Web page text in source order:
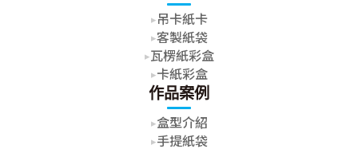
吊卡紙卡
客製紙袋
瓦楞紙彩盒
卡紙彩盒
作品案例
盒型介紹
手提紙袋